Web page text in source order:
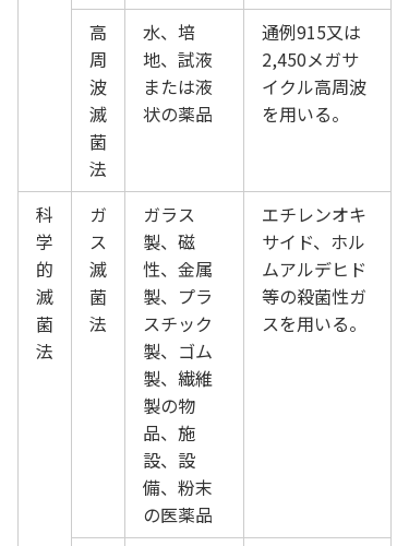
高
周
波
滅
菌
法
水、培
地、試液
または液
状の薬品
通例915又は
2,450メガサ
イクル高周波
を用いる。
科
学
的
滅
菌
法
ガ
ス
滅
菌
法
ガラス
製、磁
性、金属
製、プラ
スチック
製、ゴム
製、繊維
製の物
品、施
設、設
備、粉末
の医薬品
エチレンオキ
サイド、ホル
ムアルデヒド
等の殺菌性ガ
スを用いる。